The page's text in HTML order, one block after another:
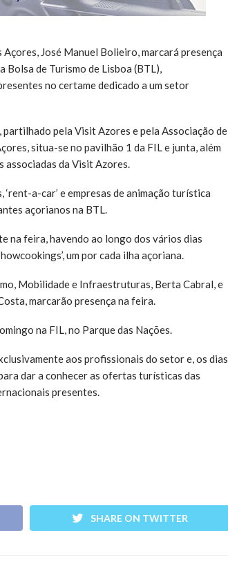
José Manuel Bolieiro, marcará presença
Bolsa de Turismo de Lisboa (BTL),
no certame dedicado a um setor
partilhado pela Visit Azores e pela Associação de
situa-se no pavilhão 1 da FIL e junta, além
associadas da Visit Azores.
a-car’ e empresas de animação turística
açorianos na BTL.
na feira, havendo ao longo dos vários dias
um por cada ilha açoriana.
Mobilidade e Infraestruturas, Berta Cabral, e
marcarão presença na feira.
na FIL, no Parque das Nações.
aos profissionais do setor e, os dias
dar a conhecer as ofertas turísticas das
presentes.
SHARE ON TWITTER